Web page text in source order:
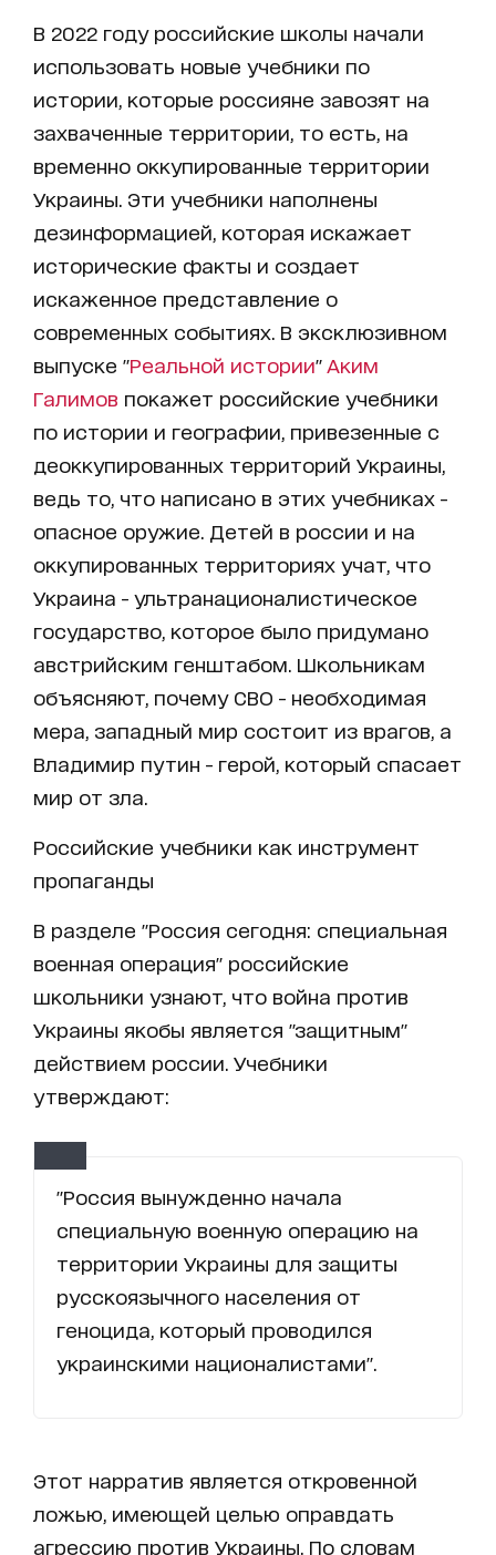
В 2022 году российские школы начали
использовать новые учебники по
истории, которые россияне завозят на
захваченные территории, то есть, на
временно оккупированные территории
Украины. Эти учебники наполнены
дезинформацией, которая искажает
исторические факты и создает
искаженное представление о
современных событиях. В эксклюзивном
выпуске "Реальной истории" Аким
Галимов покажет российские учебники
по истории и географии, привезенные с
деоккупированных территорий Украины,
ведь то, что написано в этих учебниках -
опасное оружие. Детей в россии и на
оккупированных территориях учат, что
Украина - ультранационалистическое
государство, которое было придумано
австрийским генштабом. Школьникам
объясняют, почему СВО - необходимая
мера, западный мир состоит из врагов, а
Владимир путин - герой, который спасает
мир от зла.
Российские учебники как инструмент
пропаганды
В разделе "Россия сегодня: специальная
военная операция" российские
школьники узнают, что война против
Украины якобы является "защитным"
действием россии. Учебники
утверждают:
"Россия вынужденно начала
специальную военную операцию на
территории Украины для защиты
русскоязычного населения от
геноцида, который проводился
украинскими националистами".
Этот нарратив является откровенной
ложью, имеющей целью оправдать
агрессию против Украины. По словам